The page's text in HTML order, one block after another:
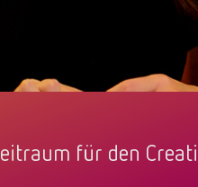
für den